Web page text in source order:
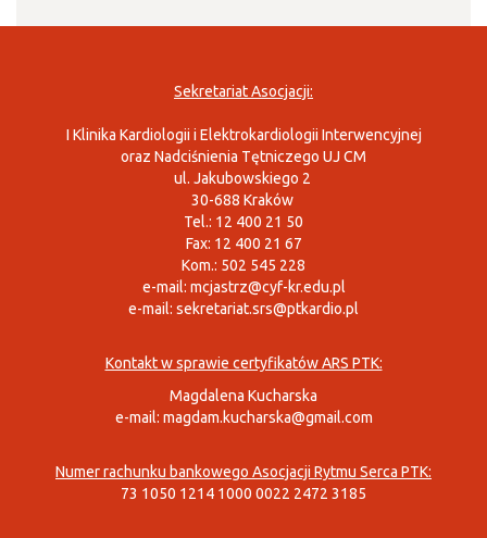
Sekretariat Asocjacji:
I Klinika Kardiologii i Elektrokardiologii Interwencyjnej
oraz Nadciśnienia Tętniczego UJ CM
ul. Jakubowskiego 2
30-688 Kraków
Tel.: 12 400 21 50
Fax: 12 400 21 67
Kom.: 502 545 228
e-mail: mcjastrz@cyf-kr.edu.pl
e-mail: sekretariat.srs@ptkardio.pl
Kontakt w sprawie certyfikatów ARS PTK:
Magdalena Kucharska
e-mail: magdam.kucharska@gmail.com
Numer rachunku bankowego Asocjacji Rytmu Serca PTK:
73 1050 1214 1000 0022 2472 3185